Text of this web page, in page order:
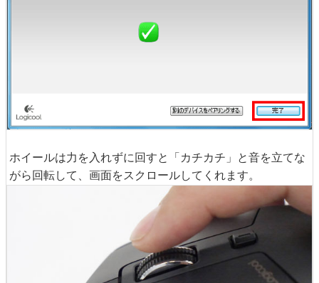
ホイールは力を入れずに回すと「カチカチ」と音を立てな
がら回転して、画面をスクロールしてくれます。